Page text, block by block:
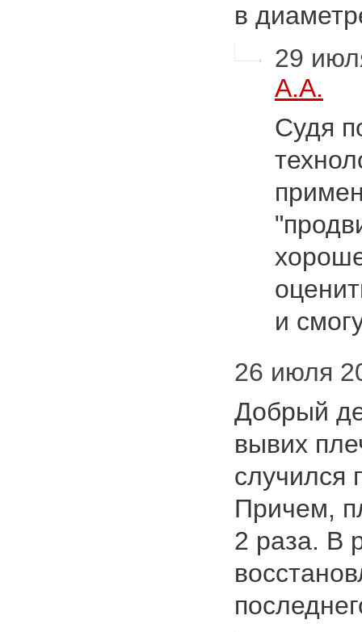
в
29
А.А.
Судя
и
26 июля
Добрый
вывих
случился
Причем,
2 раза. В